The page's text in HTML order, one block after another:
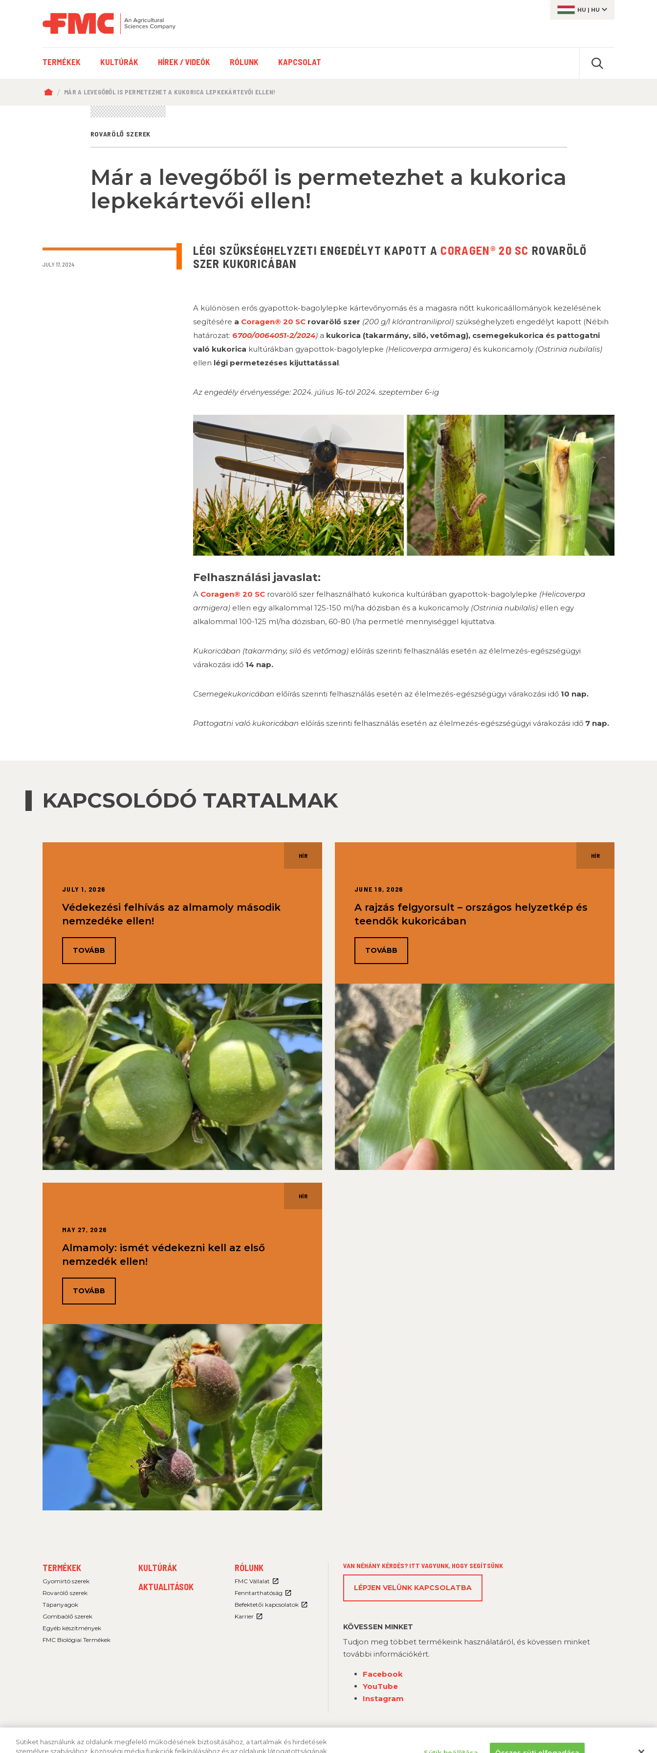
HU | HU
FŐ
TERMÉKEK KULTÚRÁK HÍREK / VIDEÓK RÓLUNK KAPCSOLAT
MORZSA
MÁR A LEVEGŐBŐL IS PERMETEZHET A KUKORICA LEPKEKÁRTEVŐI ELLEN!
ROVARÖLŐ SZEREK
Már a levegőből is permetezhet a kukorica
lepkekártevői ellen!
JULY 17, 2024
LÉGI SZÜKSÉGHELYZETI ENGEDÉLYT KAPOTT A CORAGEN® 20 SC ROVARÖLŐ
SZER KUKORICÁBAN
A különösen erős gyapottok-bagolylepke kártevőnyomás és a magasra nőtt kukoricaállományok kezelésének
segítésére a Coragen® 20 SCrovarölő szer (200 g/l klórantraniliprol) szükséghelyzeti engedélyt kapott (Nébih
határozat: 6700/0064051-2/2024)a kukorica (takarmány, siló, vetőmag), csemegekukorica és pattogatni
való kukorica kultúrákban gyapottok-bagolylepke (Helicoverpa armigera) és kukoricamoly (Ostrinia nubilalis)
ellen légi permetezéses kijuttatással.
Az engedély érvényessége: 2024. július 16-tól 2024. szeptember 6-ig
Felhasználási javaslat:
A Coragen® 20 SC rovarölő szer felhasználható kukorica kultúrában gyapottok-bagolylepke (Helicoverpa
armigera) ellen egy alkalommal 125-150 ml/ha dózisban és a kukoricamoly (Ostrinia nubilalis) ellen egy
alkalommal 100-125 ml/ha dózisban, 60-80 l/ha permetlé mennyiséggel kijuttatva.
Kukoricában (takarmány, siló és vetőmag) előírás szerinti felhasználás esetén az élelmezés-egészségügyi
várakozási idő 14 nap.
Csemegekukoricában előírás szerinti felhasználás esetén az élelmezés-egészségügyi várakozási idő 10 nap.
Pattogatni való kukoricában előírás szerinti felhasználás esetén az élelmezés-egészségügyi várakozási idő 7 nap.
KAPCSOLÓDÓ TARTALMAK
HÍR
JULY 1, 2026
Védekezési felhívás az almamoly második
nemzedéke ellen!
TOVÁBB
HÍR
JUNE 19, 2026
A rajzás felgyorsult – országos helyzetkép és
teendők kukoricában
TOVÁBB
HÍR
MAY 27, 2026
Almamoly: ismét védekezni kell az első
nemzedék ellen!
TOVÁBB
FOOTER
MENU
TERMÉKEK
Gyomirtó szerek
Rovarölő szerek
Tápanyagok
Gombaölő szerek
Egyéb készítmények
FMC Biológiai Termékek
FOOTER
MENU
KULTÚRÁK
AKTUALITÁSOK
FOOTER
MENU
RÓLUNK
FMC Vállalat
Fenntarthatóság
Befektetői kapcsolatok
Karrier
VAN NÉHÁNY KÉRDÉS? ITT VAGYUNK, HOGY SEGÍTSÜNK
LÉPJEN VELÜNK KAPCSOLATBA
KÖVESSEN MINKET
Tudjon meg többet termékeink használatáról, és kövessen minket
további információkért.
Facebook
YouTube
Instagram
MInden jog fenntartva 2026 FMC
Sütiket használunk az oldalunk megfelelő működésének biztosításához, a tartalmak és hirdetések
személyre szabásához, közösségi média funkciók felkínálásához és az oldalunk látogatottságának